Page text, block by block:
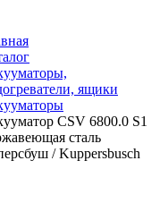
ящики
CSV 6800.0 S1
сталь
/ Kuppersbusch